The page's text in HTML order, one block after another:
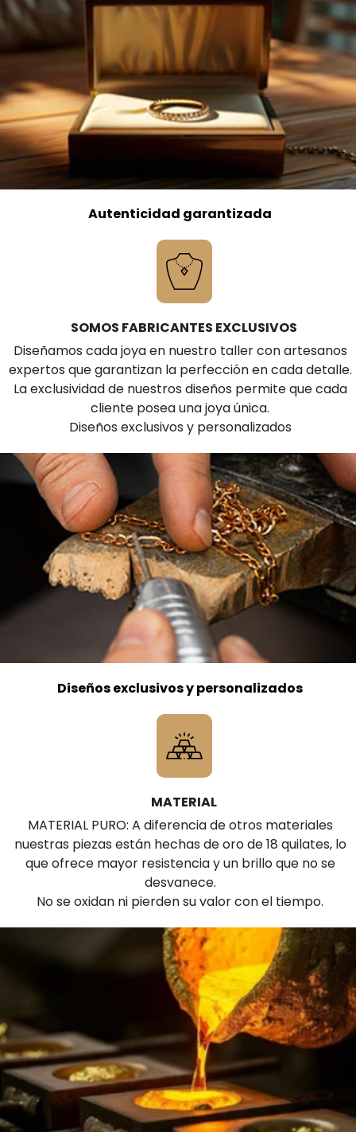
Autenticidad garantizada
SOMOS FABRICANTES EXCLUSIVOS
Diseñamos cada joya en nuestro taller con artesanos
expertos que garantizan la perfección en cada detalle.
La exclusividad de nuestros diseños permite que cada
cliente posea una joya única.
Diseños exclusivos y personalizados
Diseños exclusivos y personalizados
MATERIAL
MATERIAL PURO: A diferencia de otros materiales
nuestras piezas están hechas de oro de 18 quilates, lo
que ofrece mayor resistencia y un brillo que no se
desvanece.
No se oxidan ni pierden su valor con el tiempo.